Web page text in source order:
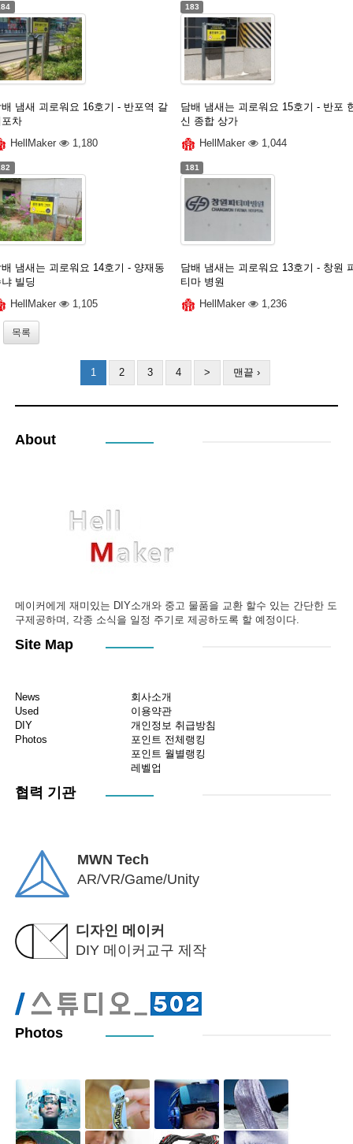
배 냄새 괴로워요 16호기 - 반포역 갈
포차
HellMaker
1,180
183
담배 냄새는 괴로워요 15호기 - 반포
신 종합 상가
HellMaker
1,044
배 냄새는 괴로워요 14호기 - 양재동
빌딩
HellMaker
1,105
181
담배 냄새는 괴로워요 13호기 - 창원
티마 병원
HellMaker
1,236
목록
1 2 3 4 > 맨끝 ›
About
메이커에게 재미있는 DIY소개와 중고 물품을 교환 할수 있는 간단한 도
구제공하며, 각종 소식을 일정 주기로 제공하도록 할 예정이다.
Site Map
News
Used
DIY
Photos
회사소개
이용약관
개인정보 취급방침
포인트 전체랭킹
포인트 월별랭킹
레벨업
협력 기관
MWN Tech
AR/VR/Game/Unity
디자인 메이커
DIY 메이커교구 제작
Photos